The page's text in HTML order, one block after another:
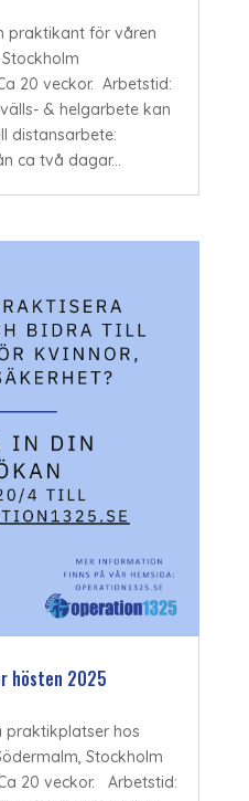
praktikant för våren
20 veckor. Arbetstid:
& helgarbete kan
distansarbete:
ca två dagar...
hösten 2025
praktikplatser hos
Stockholm
20 veckor. Arbetstid: